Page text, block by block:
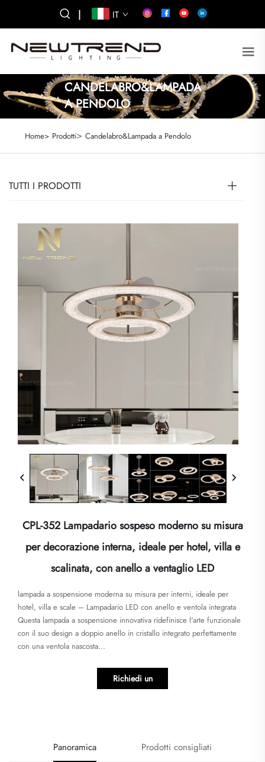
| IT
CANDELABRO&LAMPADA
A PENDOLO
Home> Prodotti> Candelabro&Lampada a Pendolo
TUTTI I PRODOTTI
CPL-352 Lampadario sospeso moderno su misura
per decorazione interna, ideale per hotel, villa e
scalinata, con anello a ventaglio LED
lampada a sospensione moderna su misura per interni, ideale per
hotel, villa e scale – Lampadario LED con anello e ventola integrata
Questa lampada a sospensione innovativa ridefinisce l'arte funzionale
con il suo design a doppio anello in cristallo integrato perfettamente
con una ventola nascosta...
Richiedi un
Panoramica Prodotti consigliati